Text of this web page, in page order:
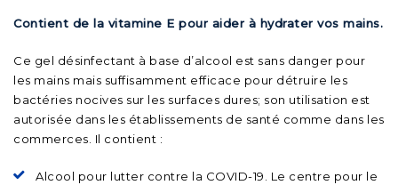
Contient de la vitamine E pour aider à hydrater vos mains.
Ce gel désinfectant à base d’alcool est sans danger pour
les mains mais suffisamment efficace pour détruire les
bactéries nocives sur les surfaces dures; son utilisation est
autorisée dans les établissements de santé comme dans les
commerces. Il contient :
Alcool pour lutter contre la COVID-19. Le centre pour le